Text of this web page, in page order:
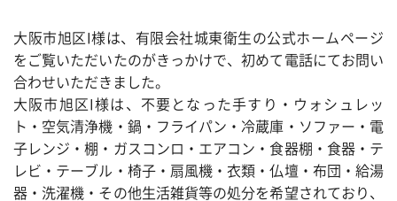
大阪市旭区I様は、有限会社城東衛生の公式ホームページ
をご覧いただいたのがきっかけで、初めて電話にてお問い
合わせいただきました。
大阪市旭区I様は、不要となった手すり・ウォシュレッ
ト・空気清浄機・鍋・フライパン・冷蔵庫・ソファー・電
子レンジ・棚・ガスコンロ・エアコン・食器棚・食器・テ
レビ・テーブル・椅子・扇風機・衣類・仏壇・布団・給湯
器・洗濯機・その他生活雑貨等の処分を希望されており、